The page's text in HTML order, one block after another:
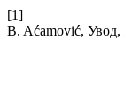
[1]
B. Aćamović, Увод,